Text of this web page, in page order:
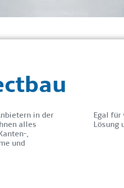
in der
alles
,
und
Egal für
Lösung